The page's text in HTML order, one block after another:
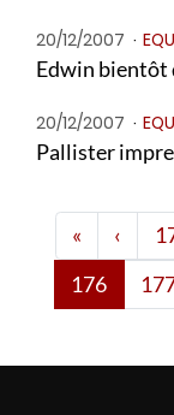
20/12/2007
Edwin bientôt
20/12/2007
Pallister
«Première
‹ Page
176